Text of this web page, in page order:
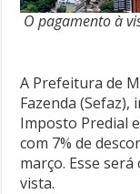
O pagamento à
A Prefeitura de
Fazenda
Imposto Predial
com 7% de
março. Esse
vista.